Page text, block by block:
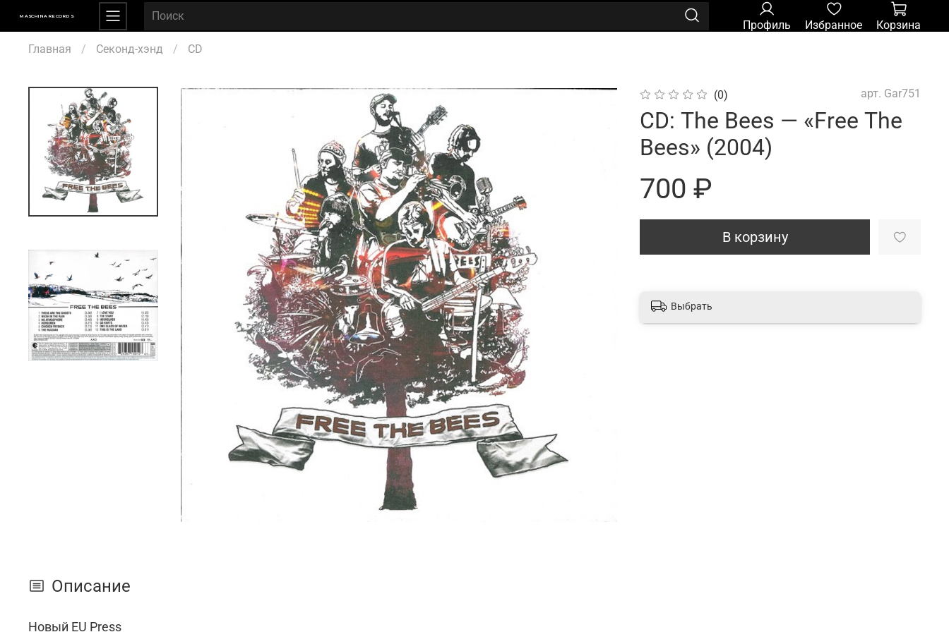
MASCHINA RECORDS
Профиль Избранное
Корзина
Главная
Секонд-хэнд CD
(0) арт. Gar751
CD: The Bees — «Free The
Bees» (2004)
700 ₽
В корзину
Выбрать
Описание
Новый EU Press